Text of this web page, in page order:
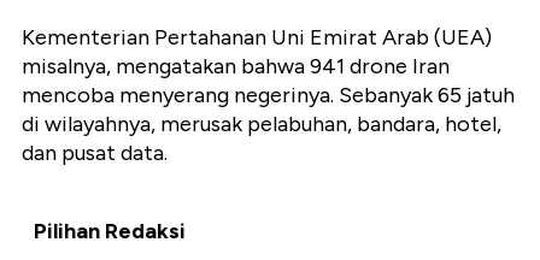
Kementerian Pertahanan Uni Emirat Arab (UEA)
misalnya, mengatakan bahwa 941 drone Iran
mencoba menyerang negerinya. Sebanyak 65 jatuh
di wilayahnya, merusak pelabuhan, bandara, hotel,
dan pusat data.
Pilihan Redaksi